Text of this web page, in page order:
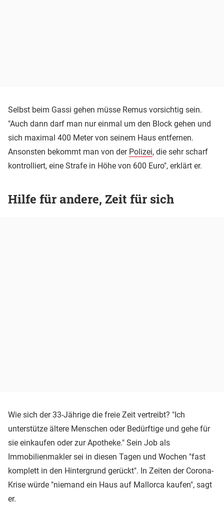
Selbst beim Gassi gehen müsse Remus vorsichtig sein.
"Auch dann darf man nur einmal um den Block gehen und
sich maximal 400 Meter von seinem Haus entfernen.
Ansonsten bekommt man von der Polizei, die sehr scharf
kontrolliert, eine Strafe in Höhe von 600 Euro", erklärt er.
Hilfe für andere, Zeit für sich
Wie sich der 33-Jährige die freie Zeit vertreibt? "Ich
unterstütze ältere Menschen oder Bedürftige und gehe für
sie einkaufen oder zur Apotheke." Sein Job als
Immobilienmakler sei in diesen Tagen und Wochen "fast
komplett in den Hintergrund gerückt". In Zeiten der Corona-
Krise würde "niemand ein Haus auf Mallorca kaufen", sagt
er.